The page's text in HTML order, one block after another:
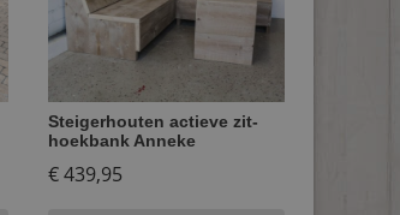
Steigerhouten actieve zit-
hoekbank Anneke
€439,95